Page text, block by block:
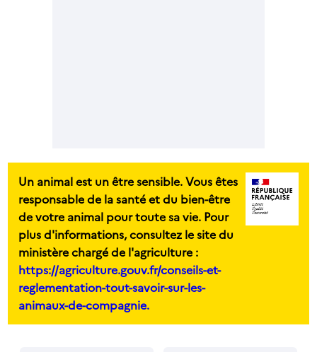
Un animal est un être sensible. Vous êtes
responsable de la santé et du bien-être
de votre animal pour toute sa vie. Pour
plus d'informations, consultez le site du
ministère chargé de l'agriculture :
https://agriculture.gouv.fr/conseils-et-
reglementation-tout-savoir-sur-les-
animaux-de-compagnie.